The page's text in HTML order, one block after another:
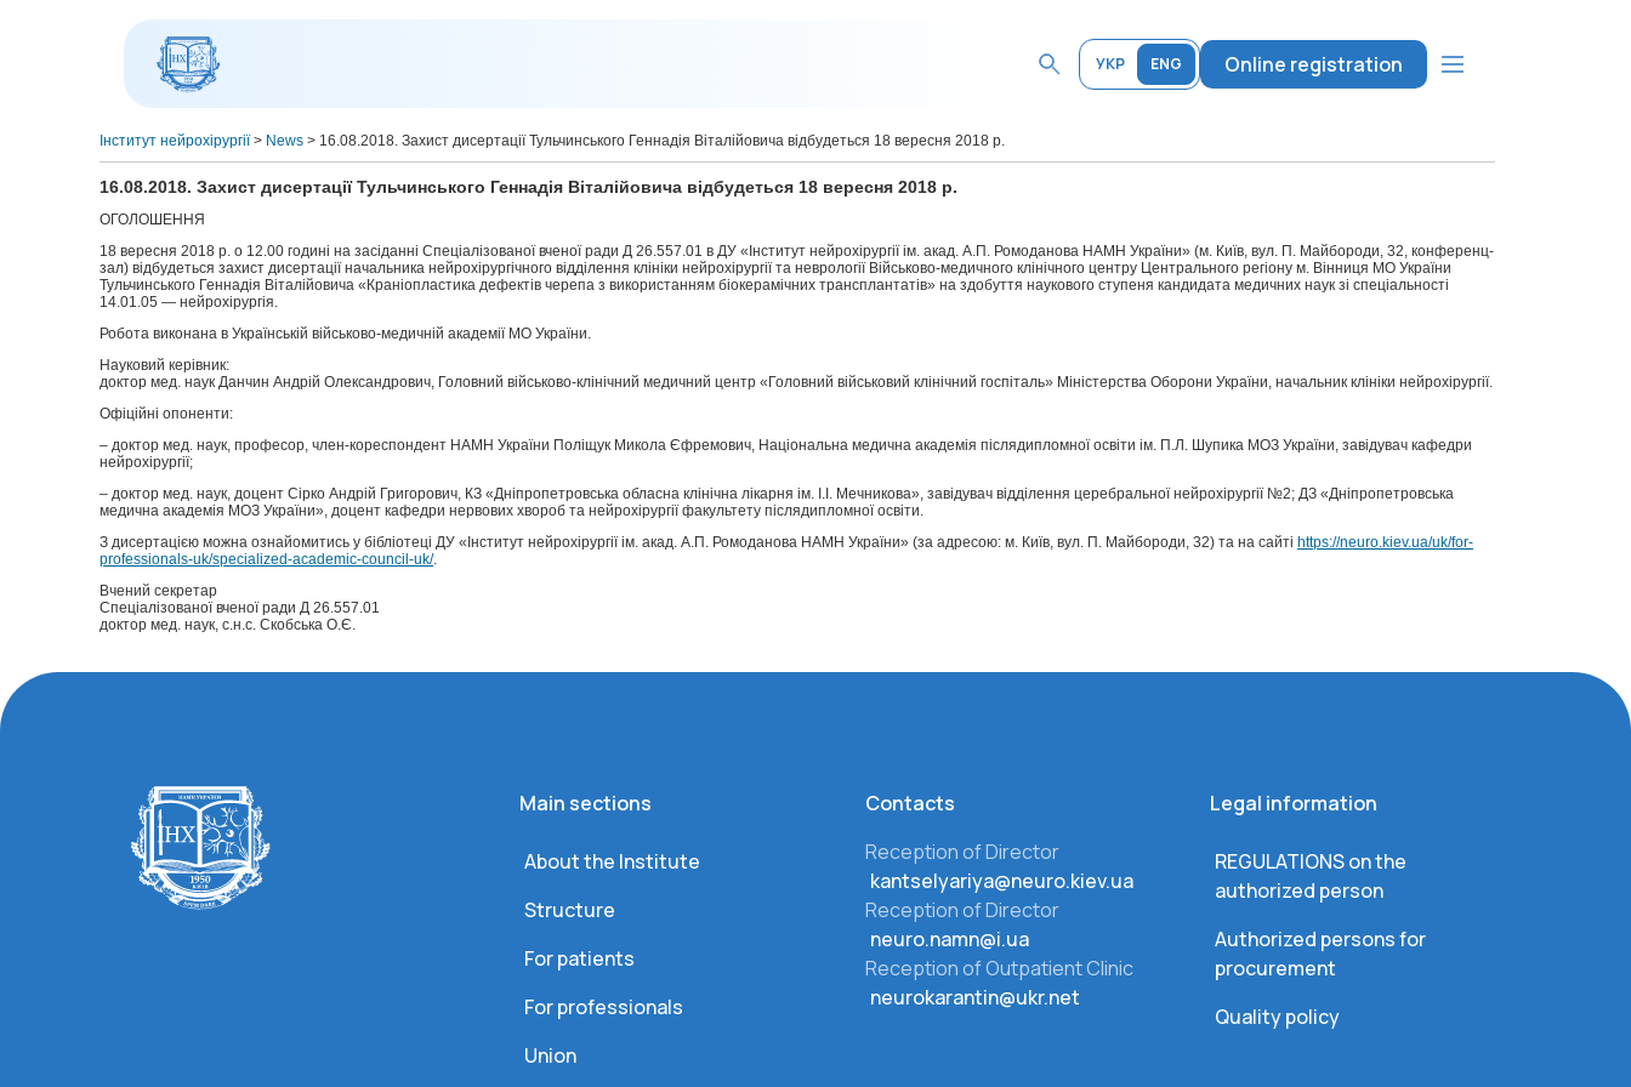
УКР ENG Online registration
Інститут нейрохірургії> News > 16.08.2018. Захист дисертації Тульчинського Геннадія Віталійовича відбудеться 18 вересня 2018 р.
16.08.2018. Захист дисертації Тульчинського Геннадія Віталійовича відбудеться 18 вересня 2018 р.
ОГОЛОШЕННЯ
18 вересня 2018 р. о 12.00 годині на засіданні Спеціалізованої вченої ради Д 26.557.01 в ДУ «Інститут нейрохірургії ім. акад. А.П. Ромоданова НАМН України» (м. Київ, вул. П. Майбороди, 32, конференц-
зал) відбудеться захист дисертації начальника нейрохірургічного відділення клініки нейрохірургії та неврології Військово-медичного клінічного центру Центрального регіону м. Вінниця МО України
Тульчинського Геннадія Віталійовича «Краніопластика дефектів черепа з використанням біокерамічних трансплантатів» на здобуття наукового ступеня кандидата медичних наук зі спеціальності
14.01.05 — нейрохірургія.
Робота виконана в Українській військово-медичній академії МО України.
Науковий керівник:
доктор мед. наук Данчин Андрій Олександрович, Головний військово-клінічний медичний центр «Головний військовий клінічний госпіталь» Міністерства Оборони України, начальник клініки нейрохірургії.
Офіційні опоненти:
– доктор мед. наук, професор, член-кореспондент НАМН України Поліщук Микола Єфремович, Національна медична академія післядипломної освіти ім. П.Л. Шупика МОЗ України, завідувач кафедри
нейрохірургії;
– доктор мед. наук, доцент Сірко Андрій Григорович, КЗ «Дніпропетровська обласна клінічна лікарня ім. І.І. Мечникова», завідувач відділення церебральної нейрохірургії №2; ДЗ «Дніпропетровська
медична академія МОЗ України», доцент кафедри нервових хвороб та нейрохірургії факультету післядипломної освіти.
З дисертацією можна ознайомитись у бібліотеці ДУ «Інститут нейрохірургії ім. акад. А.П. Ромоданова НАМН України» (за адресою: м. Київ, вул. П. Майбороди, 32) та на сайті https://neuro.kiev.ua/uk/for-
professionals-uk/specialized-academic-council-uk/.
Вчений секретар
Спеціалізованої вченої ради Д 26.557.01
доктор мед. наук, с.н.с. Скобська О.Є.
Main sections
About the Institute
Structure
For patients
For professionals
Union
Сontacts
Reception of Director
kantselyariya@neuro.kiev.ua
Reception of Director
neuro.namn@i.ua
Reception of Outpatient Clinic
neurokarantin@ukr.net
Legal information
REGULATIONS on the
authorized person
Authorized persons for
procurement
Quality policy